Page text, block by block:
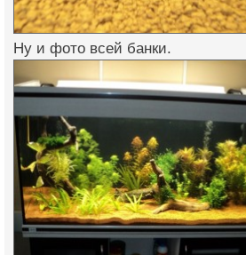
Ну и фото всей банки.